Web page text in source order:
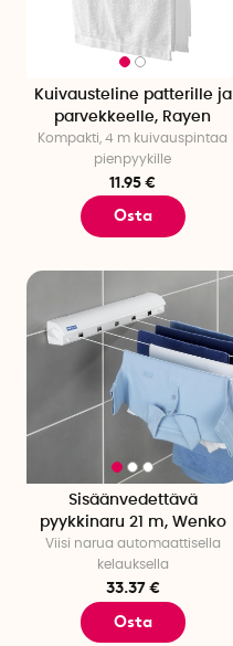
Kuivausteline patterille ja
parvekkeelle, Rayen
Kompakti, 4 m kuivauspintaa
pienpyykille
11.95 €
Osta
Sisäänvedettävä
pyykkinaru 21 m, Wenko
Viisi narua automaattisella
kelauksella
33.37 €
Osta